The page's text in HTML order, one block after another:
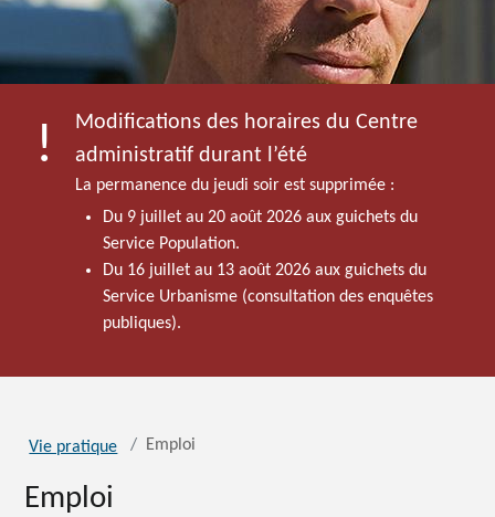
Modifications des horaires du Centre
administratif durant l’été
La permanence du jeudi soir est supprimée :
Du 9 juillet au 20 août 2026 aux guichets du
Service Population.
Du 16 juillet au 13 août 2026 aux guichets du
Service Urbanisme (consultation des enquêtes
publiques).
Vie pratique Emploi
Emploi